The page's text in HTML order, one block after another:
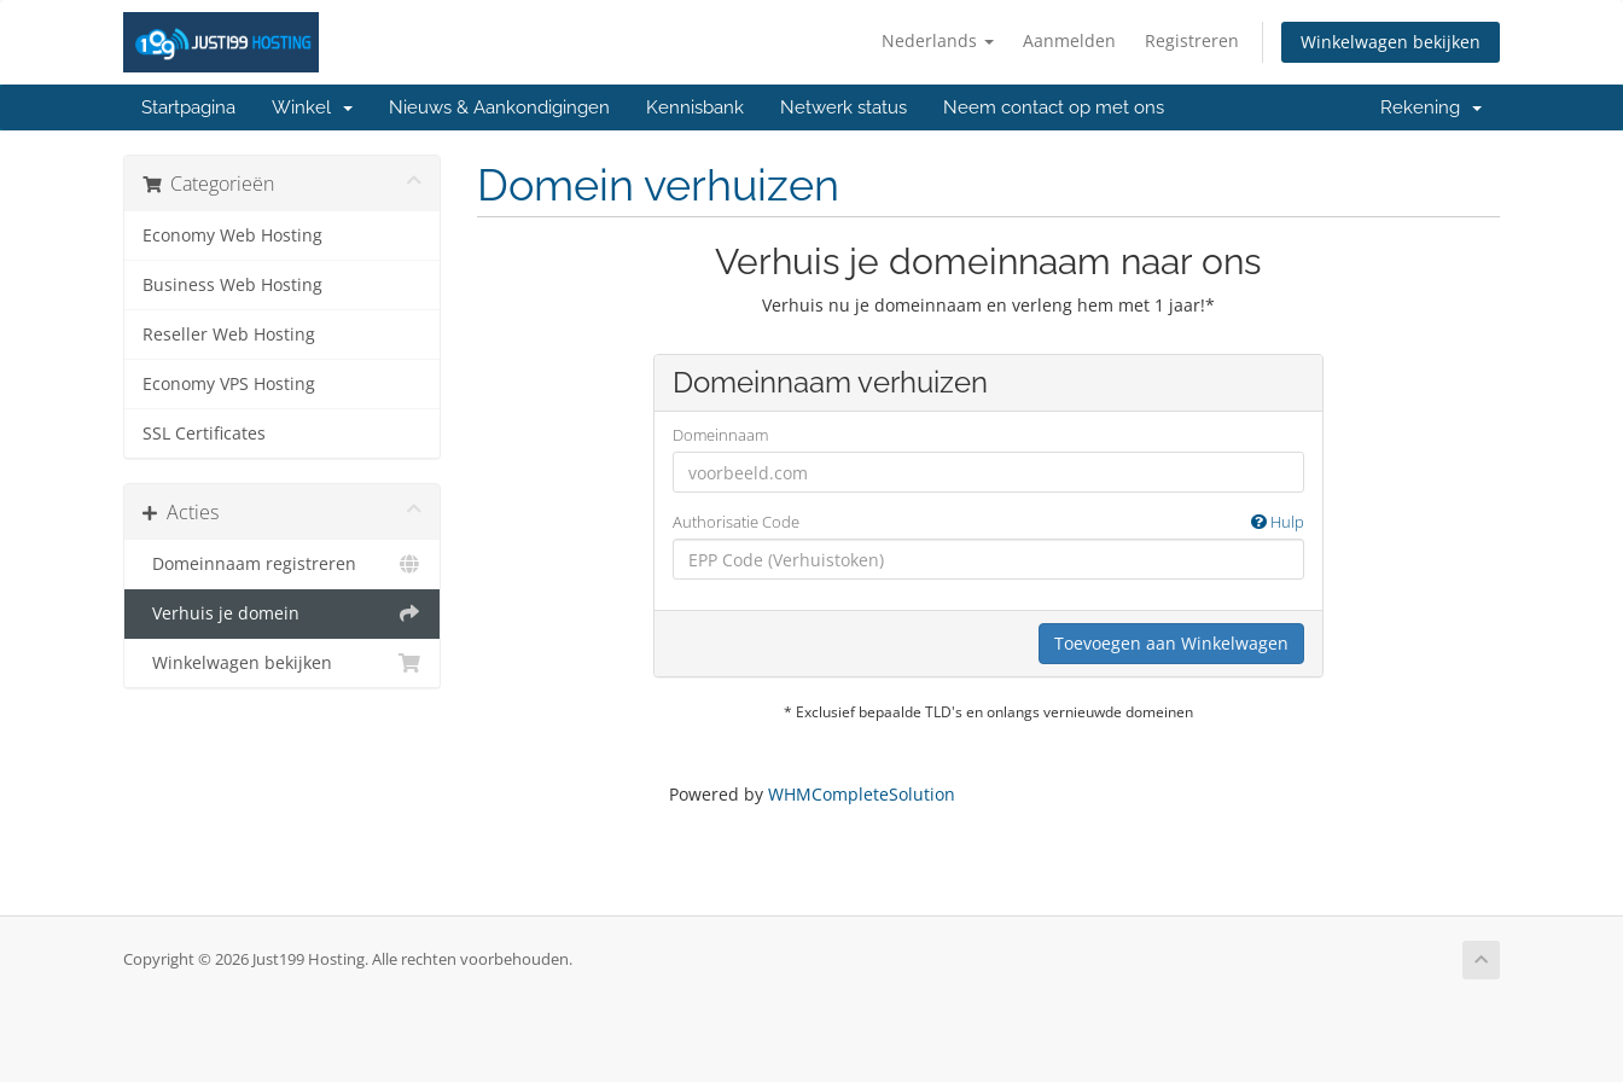
Nederlands Aanmelden Registreren Winkelwagen bekijken
Startpagina Winkel Nieuws & Aankondigingen Kennisbank Netwerk status Neem contact op met ons Rekening
Categorieën
Economy Web Hosting
Business Web Hosting
Reseller Web Hosting
Economy VPS Hosting
SSL Certificates
Acties
Domeinnaam registreren
Verhuis je domein
Winkelwagen bekijken
Domein verhuizen
Verhuis je domeinnaam naar ons
Verhuis nu je domeinnaam en verleng hem met 1 jaar!*
Domeinnaam verhuizen
Domeinnaam
Authorisatie Code Hulp
Toevoegen aan Winkelwagen
* Exclusief bepaalde TLD's en onlangs vernieuwde domeinen
Powered by WHMCompleteSolution
Copyright © 2026 Just199 Hosting. Alle rechten voorbehouden.